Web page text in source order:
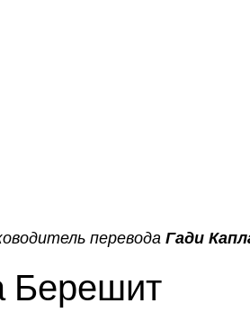
перевода Гади
Берешит